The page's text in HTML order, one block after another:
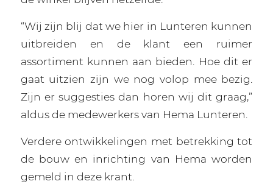
“Wij zijn blij dat we hier in Lunteren kunnen
uitbreiden en de klant een ruimer
assortiment kunnen aan bieden. Hoe dit er
gaat uitzien zijn we nog volop mee bezig.
Zijn er suggesties dan horen wij dit graag,”
aldus de medewerkers van Hema Lunteren.
Verdere ontwikkelingen met betrekking tot
de bouw en inrichting van Hema worden
gemeld in deze krant.